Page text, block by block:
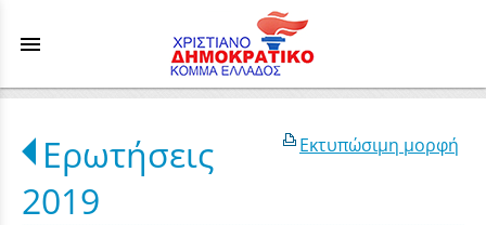
menu
Εκτυπώσιμη μορφή
Ερωτήσεις
2019